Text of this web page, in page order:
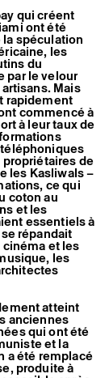
qui créent
ont été
spéculation
les
du
par le velour
Mais
rapidement
commencé à
à leur taux de
propriétaires de
les Kasliwals –
ce qui
coton au
et les
essentiels à
répandait
et les
les
atteint
anciennes
qui ont été
et la
a été remplacé
produite à